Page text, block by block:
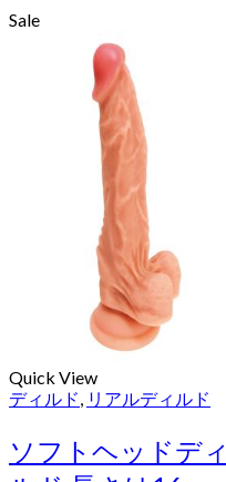
Sale
Quick View
ディルド リアルディルド
ソフトヘッドディ